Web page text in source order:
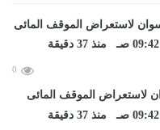
0
لاستعراض الموقف المائى